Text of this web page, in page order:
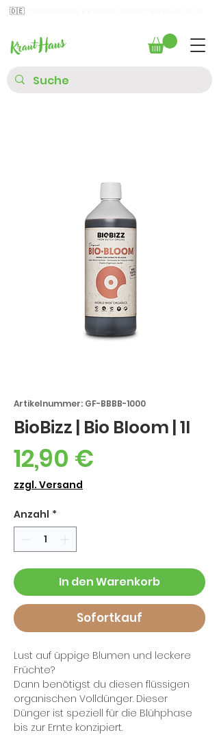
🇩🇪
Artikelnummer: GF-BBBB-1000
BioBizz | Bio Bloom | 1l
12,90 €
zzgl. Versand
Anzahl *
In den Warenkorb
Sofortkauf
Lust auf üppige Blumen und leckere
Früchte?
Dann benötigst du diesen flüssigen
organischen Volldünger. Dieser
Dünger ist speziell für die Blühphase
bis zur Ernte konzipiert.